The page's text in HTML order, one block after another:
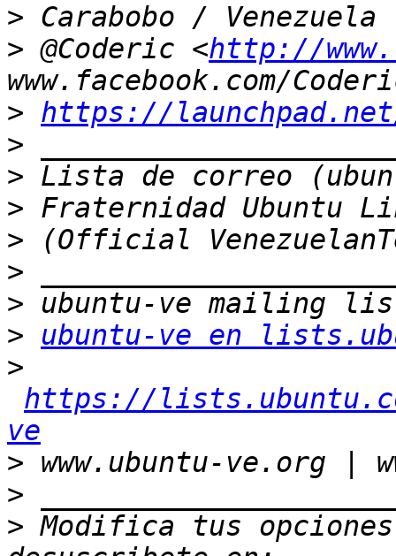
>
> @Coderic <http://
> https://
>
>
>
>
>
>
>
ubuntu-ve en
>
https://
ve
>
>
> Modifica tus